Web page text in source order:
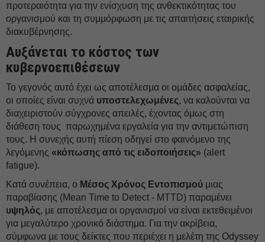
προτεραιότητα για την ενίσχυση της ανθεκτικότητας του
οργανισμού και τη συμμόρφωση με τις απαιτήσεις εταιρικής
διακυβέρνησης.
Αυξάνεται το κόστος των
κυβερνοεπιθέσεων
Το γεγονός αυτό έχει ως αποτέλεσμα οι ομάδες ασφαλείας,
οι οποίες είναι συχνά υποστελεχωμένες, να καλούνται να
διαχειριστούν σύγχρονες απειλές, έχοντας όμως στη
διάθεση τους παρωχημένα εργαλεία για την αντιμετώπιση
τους. Η συνεχής αυτή πίεση οδηγεί στο φαινόμενο της
λεγόμενης «κόπωσης από τις ειδοποιήσεις» (alert
fatigue).
Κατά συνέπεια, ο Μέσος Χρόνος Εντοπισμού μιας
παραβίασης (Mean Time to Detect - MTTD) παραμένει
υψηλός, με αποτέλεσμα οι οργανισμοί να είναι εκτεθειμένοι
για μεγαλύτερο χρονικό διάστημα. Για την ακρίβεια,
σύμφωνα με τους δείκτες που περιέχει η μελέτη της Odyssey